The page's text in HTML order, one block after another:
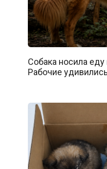
Собака носила
Рабочие